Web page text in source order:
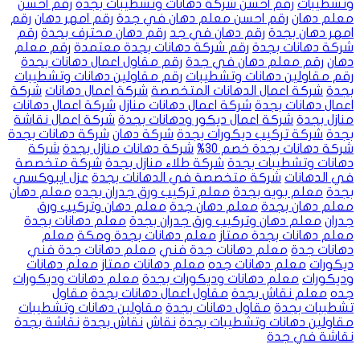
وتشطيبات رقم احسن شركة دهانات وتشطيبات بجدة رقم احسن
معلم دهان رقم احسن معلم دهان في جدة رقم امهر دهان رقم
امهر دهان بجدة رقم دهان في جد رقم دهان محترف بجدة رقم
شركة دهانات بجدة رقم شركة دهانات بجدة معتمدة رقم معلم
دهان رقم معلم دهان في جدة رقم مقاول اعمال دهانات بجدة
رقم مقاولين دهانات وتشطيبات رقم مقاولين دهانات وتشطيبات
بجدة شركة اعمال الدهانات المتخصصة شركة اعمال دهانات شركة
اعمال دهانات بجدة شركة اعمال دهانات منازل شركة اعمال دهانات
منازل بجدة شركة اعمال ديكور ودهانات بجدة شركة اعمال نقاشة
بجدة شركة تركيب ديكورات بجدة شركة دهان شركة دهانات بجدة
شركة دهانات بجدة خصم 30%
شركة دهانات منازل بجدة شركة
دهانات وتشطيبات بجدة شركة طلاء منازل بجدة شركة متخصصة
في الدهانات شركة متخصصة في الدهانات بجدة عزل ايبوكسي
بجدة معلم بويه بجدة معلم تركيب ورق جدران بجده معلم دهان
معلم دهان بجدة معلم دهان جدة معلم دهان وتركيب ورق
جدران معلم دهان وتركيب ورق جدران بجدة معلم دهانات بجدة
معلم دهانات بجدة ممتاز معلم دهانات بجدة ومكة معلم
دهانات جدة معلم دهانات جدة فني معلم دهانات جدة فني
ديكورات معلم دهانات جده معلم دهانات ممتاز معلم دهانات
وديكورات معلم دهانات وديكورات بجدة معلم دهانات وديكورات
جده معلم نقاش بجدة مقاول اعمال دهانات بجدة مقاول
تشطبيات بجدة مقاول دهانات بجدة مقاولين دهانات وتشطيبات
مقاولين دهانات وتشطيبات بجدة نقاش نقاش بجدة نقاشة بجدة
نقاشة في جدة